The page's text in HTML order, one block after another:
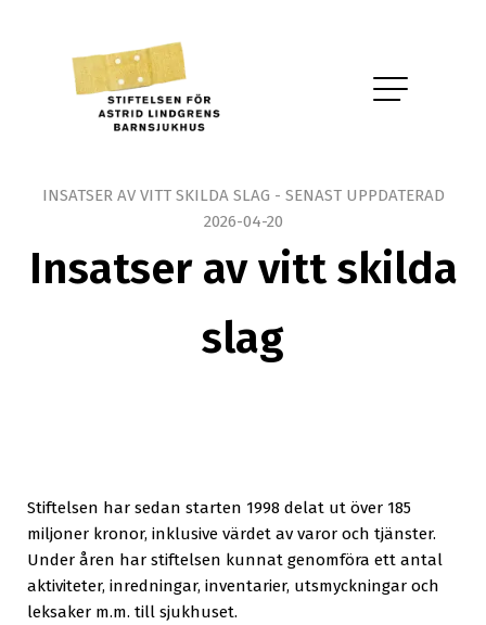
INSATSER AV VITT SKILDA SLAG - SENAST UPPDATERAD
2026-04-20
Insatser av vitt skilda
slag
Stiftelsen har sedan starten 1998 delat ut över 185
miljoner kronor, inklusive värdet av varor och tjänster.
Under åren har stiftelsen kunnat genomföra ett antal
aktiviteter, inredningar, inventarier, utsmyckningar och
leksaker m.m. till sjukhuset.